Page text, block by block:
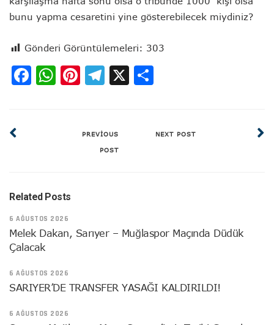
bunu yapma cesaretini yine gösterebilecek miydiniz?
Gönderi Görüntülemeleri: 303
Facebook
WhatsApp
Pinterest
Telegram
X
PREVIOUS
POST
NEXT POST
Related Posts
6 AĞUSTOS 2026
Melek Dakan, Sarıyer – Muğlaspor Maçında Düdük
Çalacak
6 AĞUSTOS 2026
SARIYER’DE TRANSFER YASAĞI KALDIRILDI!
6 AĞUSTOS 2026